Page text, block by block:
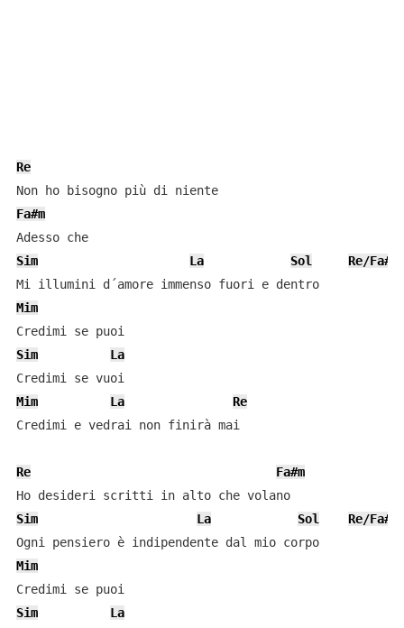
Re
Non ho bisogno più di niente
Fa#m
Adesso che
Sim
La Sol
Re/Fa#
Mi illumini d´amore immenso fuori e dentro
Mim
Sim
La
Mim
La
Re
Credimi e vedrai non finirà mai
Re
Fa#m
Ho desideri scritti in alto che volano
Sim
La Sol
Re/Fa#
Ogni pensiero è indipendente dal mio corpo
Mim
Sim
La